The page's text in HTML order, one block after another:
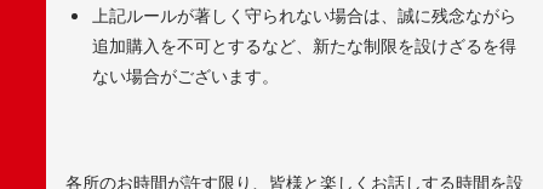
上記ルールが著しく守られない場合は、誠に残念ながら
追加購入を不可とするなど、新たな制限を設けざるを得
ない場合がございます。
各所のお時間が許す限り、皆様と楽しくお話しする時間を設